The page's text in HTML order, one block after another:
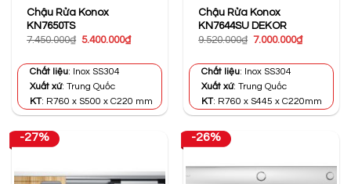
Chậu Rửa Konox
KN7650TS
7.450.000₫ Giá
7.450.000₫.
5.400.000₫Giá
Chất liệu: Inox SS304
Xuất xứ: Trung Quốc
KT: R760 x S500 x C220 mm
Chậu Rửa Konox
KN7644SU DEKOR
9.520.000₫ Giá
9.520.000₫.
7.000.000₫Giá
Chất liệu: Inox SS304
Xuất xứ: Trung Quốc
KT: R760 x S445 x C220mm
-27% -26%